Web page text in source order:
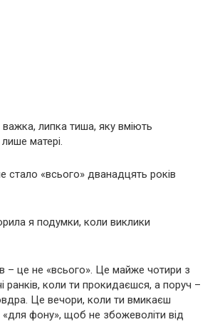
липка тиша, яку вміють
матері.
стало «всього» дванадцять років
я подумки, коли виклики
– це не «всього». Це майже чотири з
ранків, коли ти прокидаєшся, а поруч –
Це вечори, коли ти вмикаєш
«для фону», щоб не збожеволіти від